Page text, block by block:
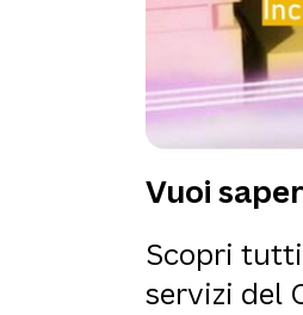
Vuoi
Scopri
servizi del